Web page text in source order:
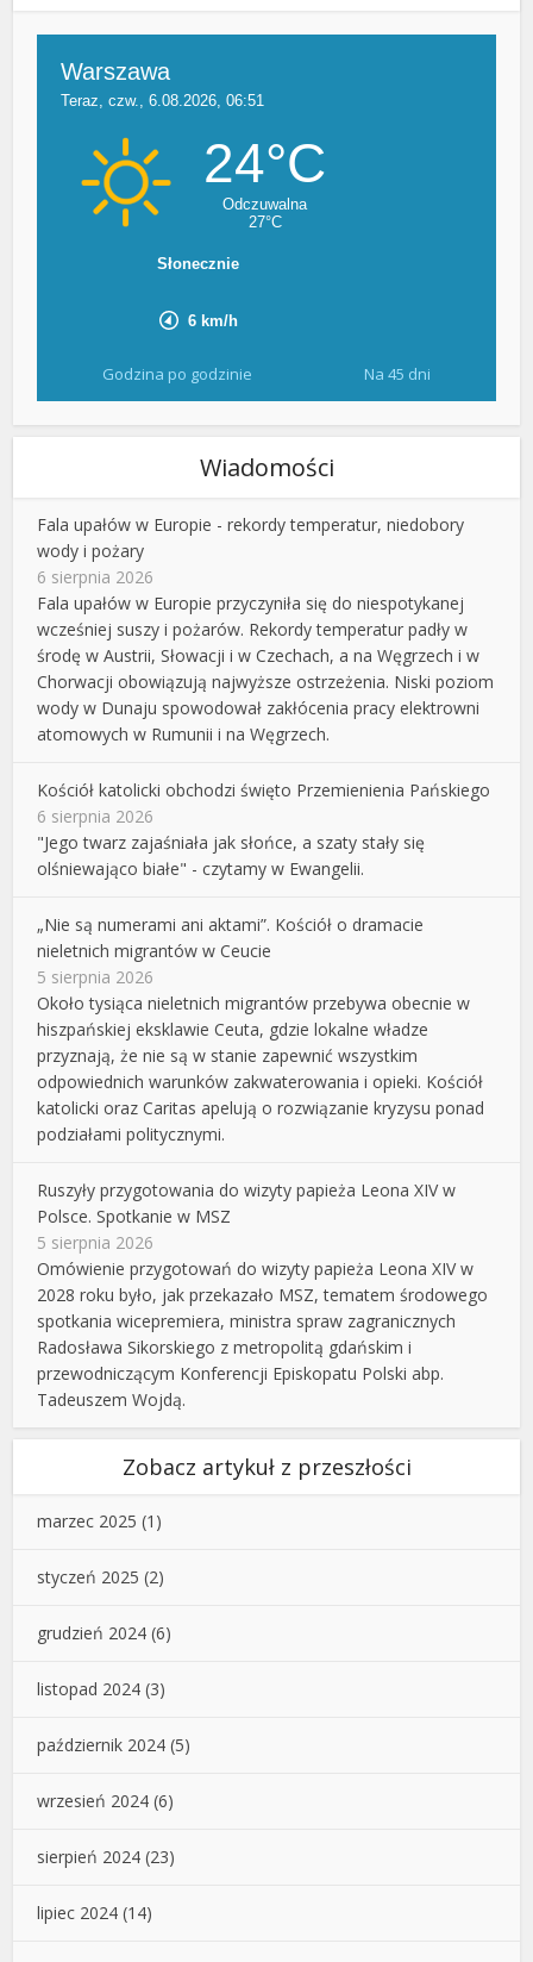
Godzina po godzinie Na 45 dni
Wiadomości
Fala upałów w Europie - rekordy temperatur, niedobory
wody i pożary
6 sierpnia 2026
Fala upałów w Europie przyczyniła się do niespotykanej
wcześniej suszy i pożarów. Rekordy temperatur padły w
środę w Austrii, Słowacji i w Czechach, a na Węgrzech i w
Chorwacji obowiązują najwyższe ostrzeżenia. Niski poziom
wody w Dunaju spowodował zakłócenia pracy elektrowni
atomowych w Rumunii i na Węgrzech.
Kościół katolicki obchodzi święto Przemienienia Pańskiego
6 sierpnia 2026
"Jego twarz zajaśniała jak słońce, a szaty stały się
olśniewająco białe" - czytamy w Ewangelii.
„Nie są numerami ani aktami”. Kościół o dramacie
nieletnich migrantów w Ceucie
5 sierpnia 2026
Około tysiąca nieletnich migrantów przebywa obecnie w
hiszpańskiej eksklawie Ceuta, gdzie lokalne władze
przyznają, że nie są w stanie zapewnić wszystkim
odpowiednich warunków zakwaterowania i opieki. Kościół
katolicki oraz Caritas apelują o rozwiązanie kryzysu ponad
podziałami politycznymi.
Ruszyły przygotowania do wizyty papieża Leona XIV w
Polsce. Spotkanie w MSZ
5 sierpnia 2026
Omówienie przygotowań do wizyty papieża Leona XIV w
2028 roku było, jak przekazało MSZ, tematem środowego
spotkania wicepremiera, ministra spraw zagranicznych
Radosława Sikorskiego z metropolitą gdańskim i
przewodniczącym Konferencji Episkopatu Polski abp.
Tadeuszem Wojdą.
Zobacz artykuł z przeszłości
marzec 2025 (1)
styczeń 2025 (2)
grudzień 2024 (6)
listopad 2024 (3)
październik 2024 (5)
wrzesień 2024 (6)
sierpień 2024 (23)
lipiec 2024 (14)